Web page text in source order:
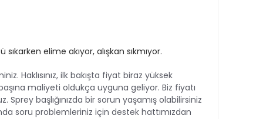
elime akıyor, alışkan sıkmıyor.
Haklısınız, ilk bakışta fiyat biraz yüksek
maliyeti oldukça uyguna geliyor. Biz fiyatı
başlığınızda bir sorun yaşamış olabilirsiniz
soru problemleriniz için destek hattımızdan